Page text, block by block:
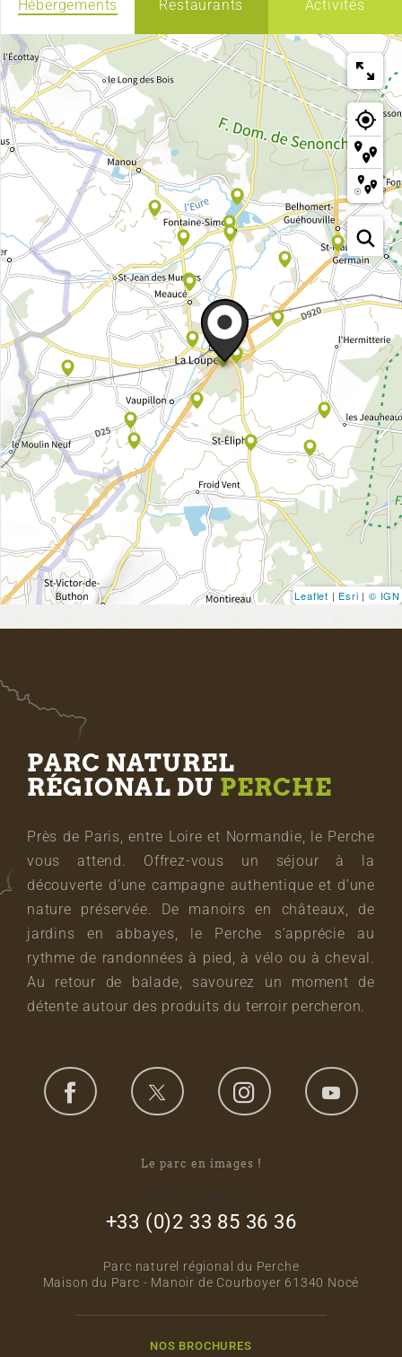
Hébergements Restaurants Activités
Leaflet | Esri | © IGN
PARC NATUREL
RÉGIONAL DU PERCHE
Près de Paris, entre Loire et Normandie, le Perche
vous attend. Offrez-vous un séjour à la
découverte d’une campagne authentique et d’une
nature préservée. De manoirs en châteaux, de
jardins en abbayes, le Perche s’apprécie au
rythme de randonnées à pied, à vélo ou à cheval.
Au retour de balade, savourez un moment de
détente autour des produits du terroir percheron.
Le parc en images !
+33 (0)2 33 85 36 36
Parc naturel régional du Perche
Maison du Parc - Manoir de Courboyer 61340 Nocé
NOS BROCHURES